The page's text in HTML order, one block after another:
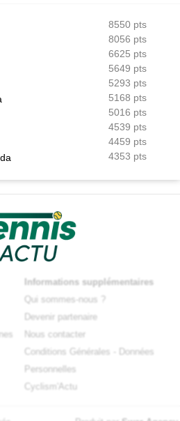
8550 pts
8056 pts
6625 pts
5649 pts
5293 pts
5168 pts
5016 pts
4539 pts
4459 pts
4353 pts
Informations supplémentaires
Qui sommes-nous ?
Devenir partenaire
Nous contacter
Conditions Générales
Données
Personnelles
Cyclism'Actu